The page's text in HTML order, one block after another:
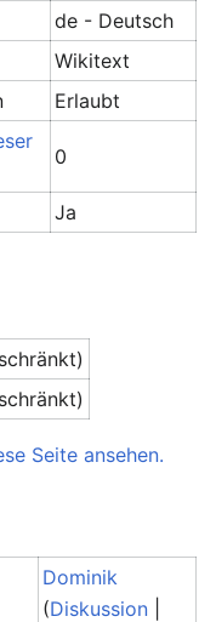
de - Deutsch
Wikitext
Erlaubt
0
Ja
Seite ansehen.
Dominik
(Diskussion